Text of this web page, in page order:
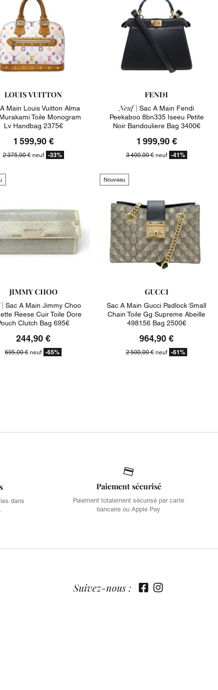
LOUIS VUITTON
Main Louis Vuitton Alma
Toile Monogram
Lv Handbag 2375€
1 599,90 €
2 375,00 €neuf -33%
FENDI
Neuf | Sac A Main Fendi
Peekaboo 8bn335 Iseeu Petite
Noir Bandouliere Bag 3400€
1 999,90 €
3 400,00 €neuf -41%
JIMMY CHOO
Sac A Main Jimmy Choo
Reese Cuir Toile Dore
Clutch Bag 695€
244,90 €
695,00 € neuf -65%
Nouveau
GUCCI
Sac A Main Gucci Padlock Small
Chain Toile Gg Supreme Abeille
498156 Bag 2500€
964,90 €
2 500,00 €neuf -61%
dans
Paiement sécurisé
Paiement totalement sécurisé par carte
bancaire ou Apple Pay
Suivez-nous :